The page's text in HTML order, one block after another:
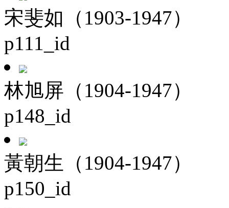
宋斐如（1903-1947）
p111_id
林旭屏（1904-1947）
p148_id
黃朝生（1904-1947）
p150_id